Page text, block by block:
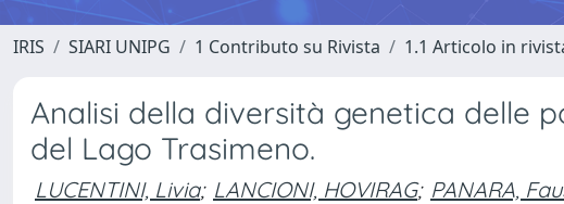
IRIS SIARI UNIPG 1 Contributo su Rivista 1.1 Articolo in
Analisi della diversità genetica delle
del Lago Trasimeno.
LUCENTINI, Livia; LANCIONI, HOVIRAG; PANARA,